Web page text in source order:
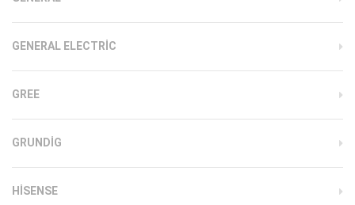
GENERAL ELECTRIC
GREE
GRUNDIG
HISENSE